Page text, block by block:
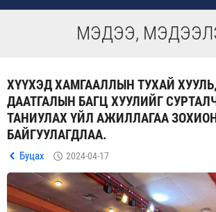
МЭДЭЭ,
ХҮҮХЭД ХАМГААЛЛЫН ТУХАЙ
ДААТГАЛЫН БАГЦ ХУУЛИЙГ
ТАНИУЛАХ ҮЙЛ АЖИЛЛАГАА
БАЙГУУЛАГДЛАА.
Буцах 2024-04-17